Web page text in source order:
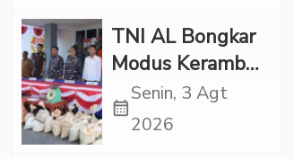
Tindakan Tegas
TNI AL Bongkar
Modus Keramba
Apung, 1,6 Ton
Pasir Timah
calendar_month
Senin, 3 Agt
2026